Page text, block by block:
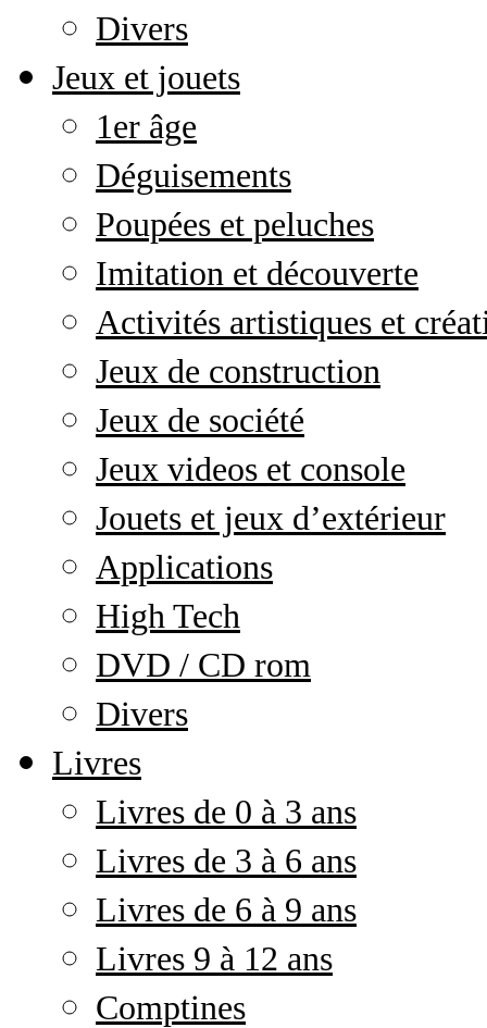
Divers
Jeux et jouets
1er âge
Déguisements
Poupées et peluches
Imitation et découverte
Activités artistiques et
Jeux de construction
Jeux de société
Jeux videos et console
Jouets et jeux d’extérieur
Applications
High Tech
DVD / CD rom
Divers
Livres
Livres de 0 à 3 ans
Livres de 3 à 6 ans
Livres de 6 à 9 ans
Livres 9 à 12 ans
Comptines